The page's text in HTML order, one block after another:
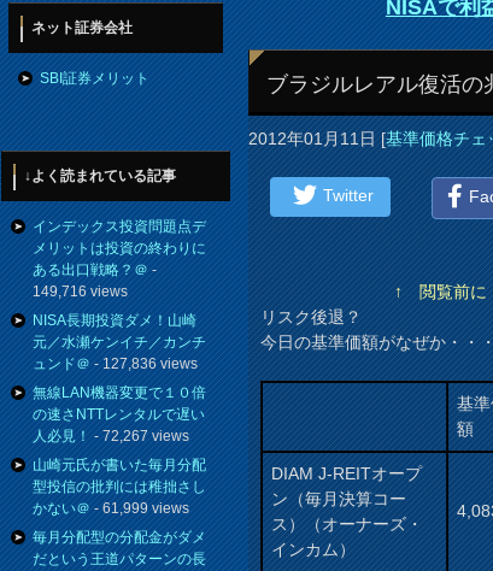
NISAで利
ブラジルレアル復活の
2012年01月11日[基準価格チェ
Twitter
↑ 閲覧前に
リスク後退？
今日の基準価額がなぜか・・
基
額
DIAM J-REITオープ
ン（毎月決算コー
ス）（オーナーズ・
インカム）
ネット証券会社
SBI証券メリット
↓よく読まれている記事
インデックス投資問題点デ
メリットは投資の終わりに
ある出口戦略？＠-
149,716 views
NISA長期投資ダメ！山崎
元／水瀬ケンイチ／カンチ
ュンド＠- 127,836 views
無線LAN機器変更で１０倍
の速さNTTレンタルで遅い
人必見！- 72,267 views
山崎元氏が書いた毎月分配
型投信の批判には稚拙さし
かない＠- 61,999 views
毎月分配型の分配金がダメ
だという王道パターンの長